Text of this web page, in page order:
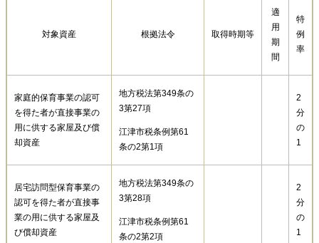
対象資産 根拠法令 取得時期等
適
用
期
間
特
例
率
家庭的保育事業の認可
を得た者が直接事業の
用に供する家屋及び償
却資産
地方税法第349条の
3第27項
江津市税条例第61
条の2第1項
2
分
の
1
居宅訪問型保育事業の
認可を得た者が直接事
業の用に供する家屋及
び償却資産
地方税法第349条の
3第28項
江津市税条例第61
条の2第2項
2
分
の
1